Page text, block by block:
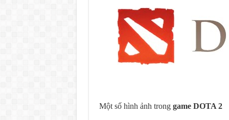
Một số hình ảnh trong game DOTA 2